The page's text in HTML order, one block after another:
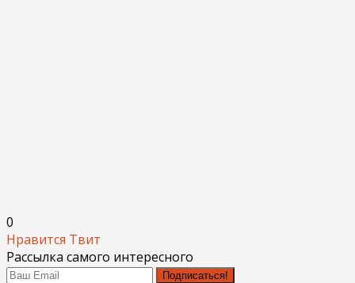
0
Нравится Твит
Рассылка самого интересного
Подписаться!